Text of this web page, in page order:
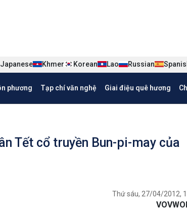
Japanese Khmer Korean Lao Russian
phương Tạp chí văn nghệ Giai điệu quê hương
Tết cổ truyền Bun-pi-may của
Thứ sáu, 27/04/2012,